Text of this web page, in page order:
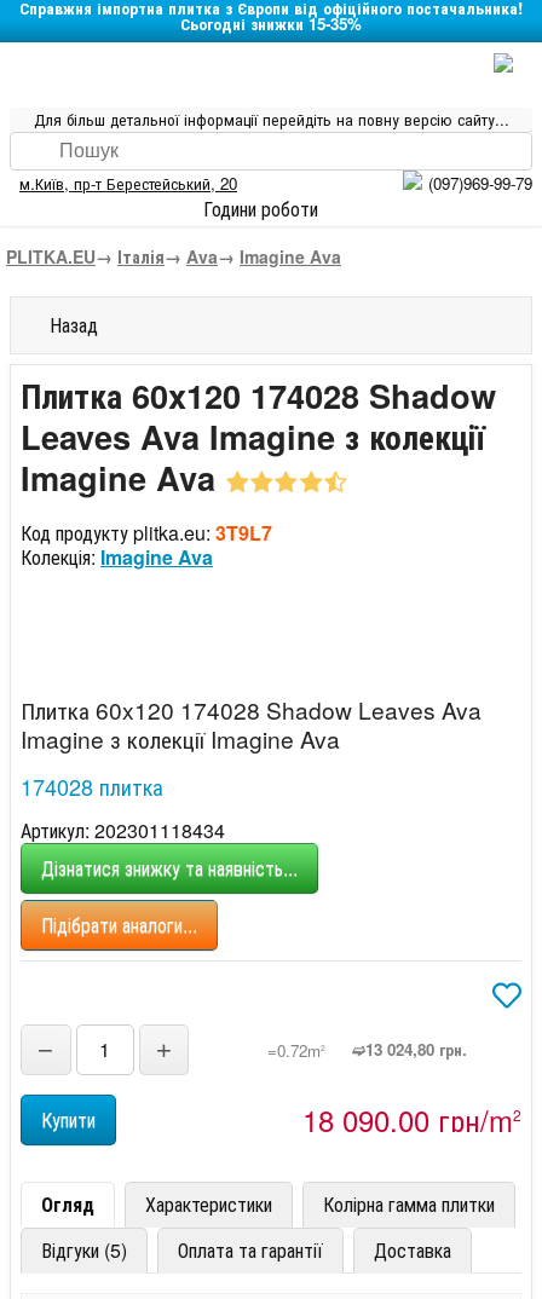
Справжня імпортна плитка з Європи від офіційного постачальника!
Сьогодні знижки 15-35%
Для більш детальної інформації перейдіть на повну версію сайту...
м.Київ, пр-т Берестейський, 20 (097)969-99-79
Години роботи
PLITKA.EU→ Італія→ Ava→ Imagine Ava
Назад
Плитка 60x120 174028 Shadow
Leaves Ava Imagine з колекції
Imagine Ava
Код продукту plitka.eu: 3T9L7
Колекція: Imagine Ava
Плитка 60x120 174028 Shadow Leaves Ava
Imagine з колекції Imagine Ava
174028 плитка
Артикул: 202301118434
Дізнатися знижку та наявність...
Підібрати аналоги...
− + =0.72m2 ➫13 024,80 грн.
18 090,00 грн/m2
Огляд Характеристики
Колірна гамма плитки
Відгуки (5)
Оплата та гарантії Доставка